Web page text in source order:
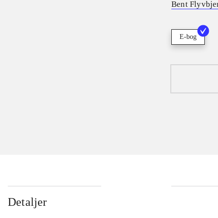
Bent
E-bog
Detaljer